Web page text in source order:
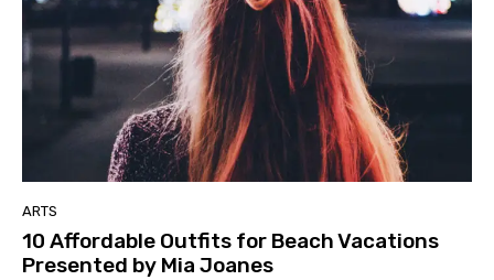
ARTS
10 Affordable Outfits for Beach Vacations
Presented by Mia Joanes